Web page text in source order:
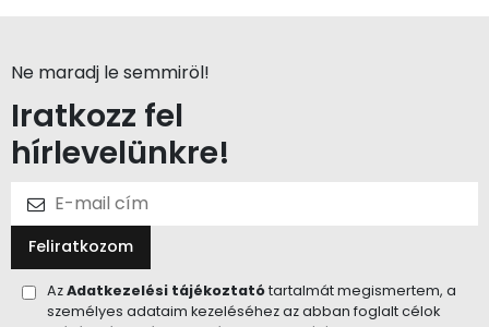
Ne maradj le semmiröl!
Iratkozz fel
hírlevelünkre!
Feliratkozom
AzAdatkezelési tájékoztatótartalmát megismertem, a
személyes adataim kezeléséhez az abban foglalt célok